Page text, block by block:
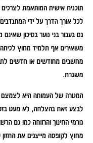
תוכנית אישית המותאמת לצרכים
לכל אורך הדרך על ידי המתנדבים.
גם בעבור בני נוער בסיכון שאינם
מחשבים מחודשים או חדשים
משגרת.
המטרה של העמותה היא לצמצם
לבצע זאת בהצלחה, לא מעט
גורמי החינוך והרווחה כמו גם
מחוץ לקופסה מייצגים את החזון